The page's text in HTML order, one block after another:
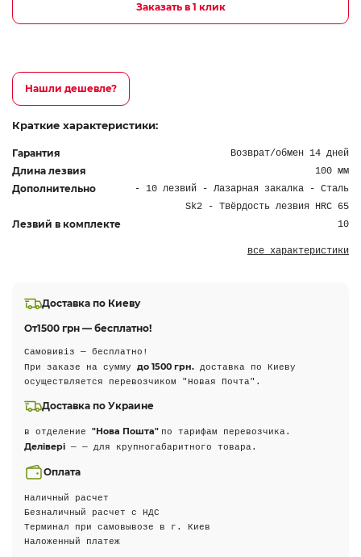
Заказать в 1 клик
Нашли дешевле?
Краткие характеристики:
Гарантия Возврат/обмен 14 дней
Длина лезвия 100 мм
Дополнительно
- 10 лезвий - Лазарная закалка - Сталь
Sk2 - Твёрдость лезвия HRC 65
Лезвий в комплекте 10
все характеристики
Доставка по Киеву
От1500 грн — бесплатно!
Самовивіз — бесплатно!
При заказе на сумму до 1500 грн. доставка по Киеву
осуществляется перевозчиком "Новая Почта".
Доставка по Украине
в отделение "Нова Пошта" по тарифам перевозчика.
Делівері — — для крупногабаритного товара.
Оплата
Наличный расчет
Безналичный расчет с НДС
Терминал при самовывозе в г. Киев
Наложенный платеж